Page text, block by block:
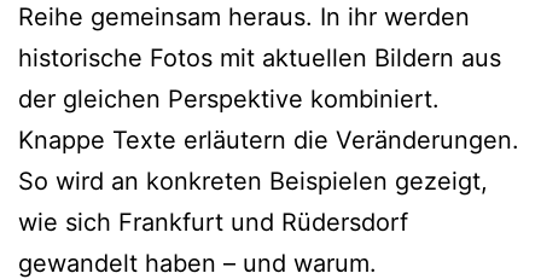
Reihe gemeinsam heraus. In ihr werden
historische Fotos mit aktuellen Bildern aus
der gleichen Perspektive kombiniert.
Knappe Texte erläutern die Veränderungen.
So wird an konkreten Beispielen gezeigt,
wie sich Frankfurt und Rüdersdorf
gewandelt haben – und warum.